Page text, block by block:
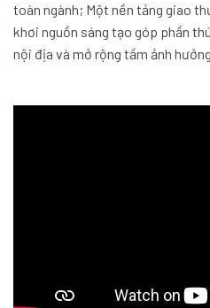
toàn ngành; Một nền tảng giao
khơi nguồn sáng tạo góp phần
nội địa và mở rộng tầm ảnh